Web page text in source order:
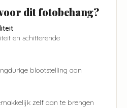
dit fotobehang?
en schitterende
blootstelling aan
zelf aan te brengen